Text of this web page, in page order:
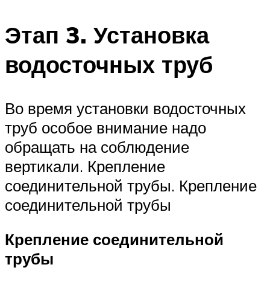
Этап 3. Установка
водосточных труб
Во время установки водосточных
труб особое внимание надо
обращать на соблюдение
вертикали. Крепление
соединительной трубы. Крепление
соединительной трубы
Крепление соединительной
трубы